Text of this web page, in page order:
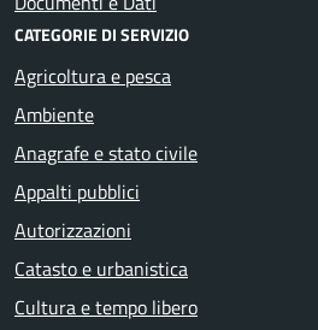
CATEGORIE DI SERVIZIO
Agricoltura e pesca
Ambiente
Anagrafe e stato civile
Appalti pubblici
Autorizzazioni
Catasto e urbanistica
Cultura e tempo libero